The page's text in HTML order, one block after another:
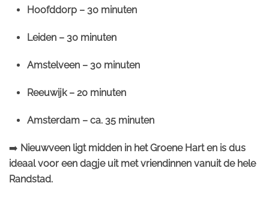
Hoofddorp – 30 minuten
Leiden – 30 minuten
Amstelveen – 30 minuten
Reeuwijk – 20 minuten
Amsterdam – ca. 35 minuten
➡️ Nieuwveen ligt midden in het Groene Hart en is dus
ideaal voor een dagje uit met vriendinnen vanuit de hele
Randstad.